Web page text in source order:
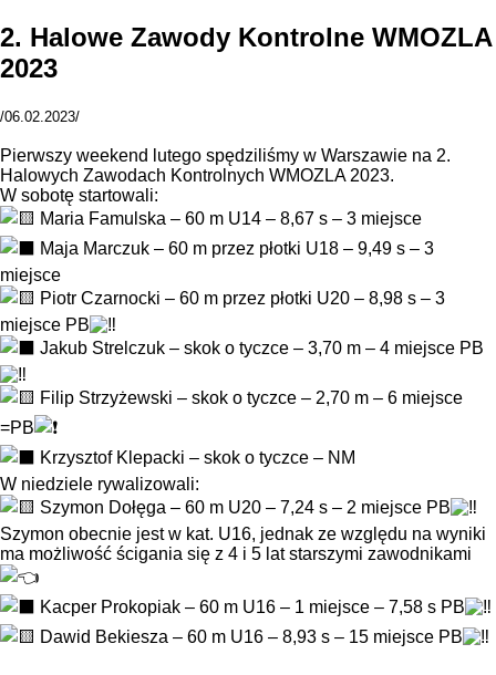
2. Halowe Zawody Kontrolne WMOZLA
2023
/06.02.2023/
Pierwszy weekend lutego spędziliśmy w Warszawie na 2.
Halowych Zawodach Kontrolnych WMOZLA 2023.
W sobotę startowali:
Maria Famulska – 60 m U14 – 8,67 s – 3 miejsce
Maja Marczuk – 60 m przez płotki U18 – 9,49 s – 3
miejsce
Piotr Czarnocki – 60 m przez płotki U20 – 8,98 s – 3
miejsce PB
Jakub Strelczuk – skok o tyczce – 3,70 m – 4 miejsce PB
Filip Strzyżewski – skok o tyczce – 2,70 m – 6 miejsce
=PB
Krzysztof Klepacki – skok o tyczce – NM
W niedziele rywalizowali:
Szymon Dołęga – 60 m U20 – 7,24 s – 2 miejsce PB
Szymon obecnie jest w kat. U16, jednak ze względu na wyniki
ma możliwość ścigania się z 4 i 5 lat starszymi zawodnikami
Kacper Prokopiak – 60 m U16 – 1 miejsce – 7,58 s PB
Dawid Bekiesza – 60 m U16 – 8,93 s – 15 miejsce PB